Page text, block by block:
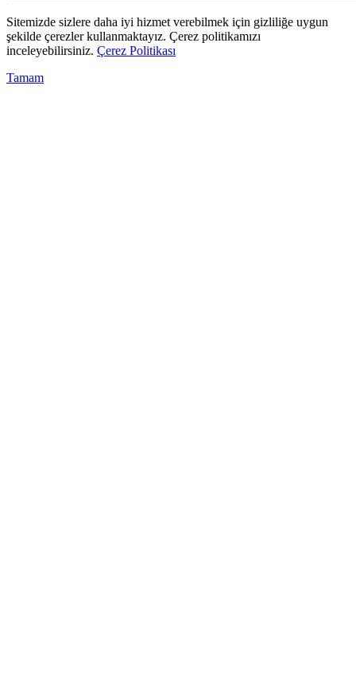
Sitemizde sizlere daha iyi hizmet verebilmek için gizliliğe uygun
şekilde çerezler kullanmaktayız. Çerez politikamızı
inceleyebilirsiniz. Çerez Politikası
Tamam